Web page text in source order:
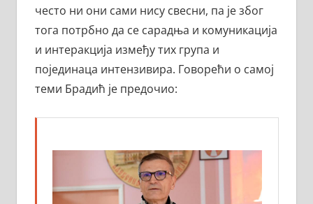
често ни они сами нису свесни, па је због
тога потрбно да се сарадња и комуникација
и интеракција између тих група и
појединаца интензивира. Говорећи о самој
теми Брадић је предочио: